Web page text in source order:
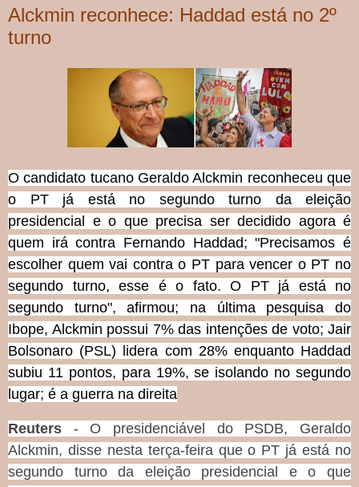
Alckmin reconhece: Haddad está no 2º
turno
O candidato tucano Geraldo Alckmin reconheceu que
o PT já está no segundo turno da eleição
presidencial e o que precisa ser decidido agora é
quem irá contra Fernando Haddad; "Precisamos é
escolher quem vai contra o PT para vencer o PT no
segundo turno, esse é o fato. O PT já está no
segundo turno", afirmou; na última pesquisa do
Ibope, Alckmin possui 7% das intenções de voto; Jair
Bolsonaro (PSL) lidera com 28% enquanto Haddad
subiu 11 pontos, para 19%, se isolando no segundo
lugar; é a guerra na direita
Reuters - O presidenciável do PSDB, Geraldo
Alckmin, disse nesta terça-feira que o PT já está no
segundo turno da eleição presidencial e o que